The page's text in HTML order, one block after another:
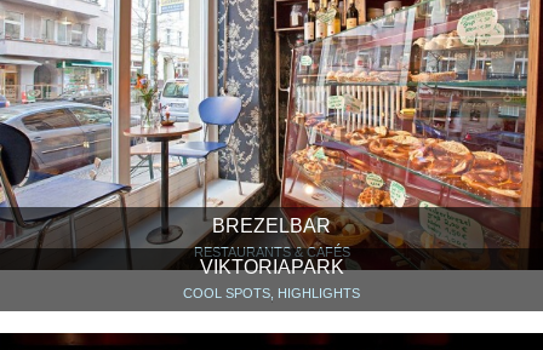
BREZELBAR
RESTAURANTS & CAFÉS
VIKTORIAPARK
COOL SPOTS, HIGHLIGHTS